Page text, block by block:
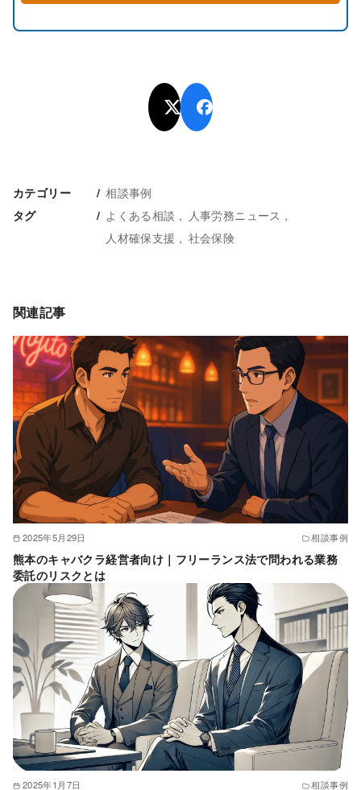
カテゴリー 相談事例
タグ よくある相談
人事労務ニュース
人材確保支援
社会保険
関連記事
2025年5月29日 相談事例
熊本のキャバクラ経営者向け｜フリーランス法で問われる業務
委託のリスクとは
2025年1月7日 相談事例